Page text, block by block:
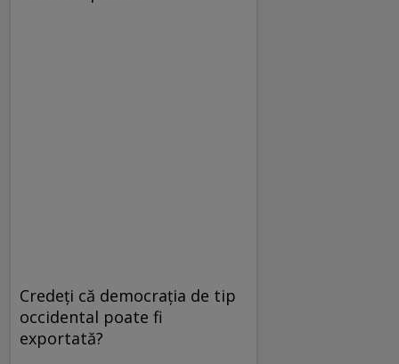
Credeți că democrația de tip
occidental poate fi
exportată?